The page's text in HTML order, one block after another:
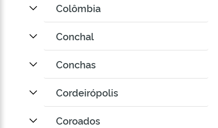
Colômbia
Conchal
Conchas
Cordeirópolis
Coroados